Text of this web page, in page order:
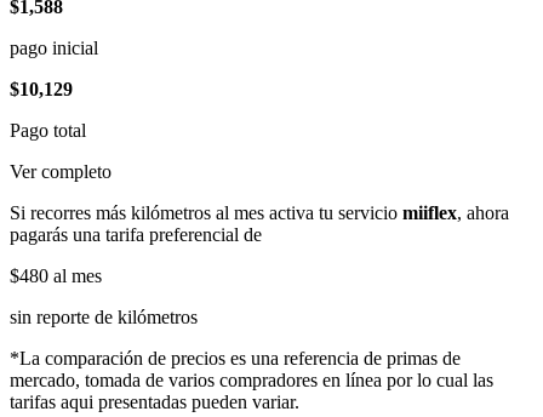
$1,588
pago inicial
$10,129
Pago total
Ver completo
Si recorres más kilómetros al mes activa tu servicio miiflex, ahora
pagarás una tarifa preferencial de
$480 al mes
sin reporte de kilómetros
*La comparación de precios es una referencia de primas de
mercado, tomada de varios compradores en línea por lo cual las
tarifas aqui presentadas pueden variar.